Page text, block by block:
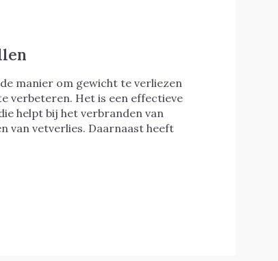
manier om gewicht te verliezen
verbeteren. Het is een effectieve
helpt bij het verbranden van
van vetverlies. Daarnaast heeft